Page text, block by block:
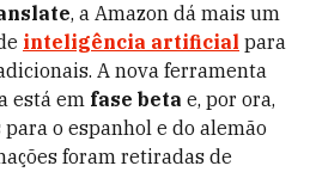
, a Amazon dá mais um
inteligência artificial para
A nova ferramenta
está em fase beta e, por ora,
o espanhol e do alemão
foram retiradas de